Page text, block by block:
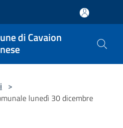
di Cavaion
>
lunedì 30 dicembre